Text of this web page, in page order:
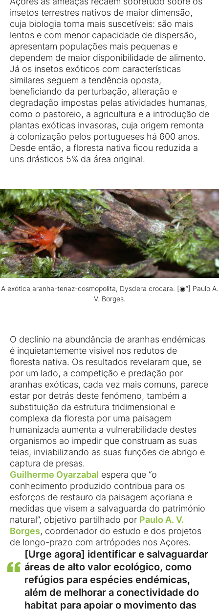
insetos terrestres nativos de maior dimensão,
cuja biologia torna mais suscetíveis: são mais
lentos e com menor capacidade de dispersão,
apresentam populações mais pequenas e
dependem de maior disponibilidade de alimento.
Já os insetos exóticos com características
similares seguem a tendência oposta,
beneficiando da perturbação, alteração e
degradação impostas pelas atividades humanas,
como o pastoreio, a agricultura e a introdução de
plantas exóticas invasoras, cuja origem remonta
à colonização pelos portugueses há 600 anos.
Desde então, a floresta nativa ficou reduzida a
uns drásticos 5% da área original.
A exótica aranha-tenaz-cosmopolita, Dysdera crocara. [◉°] Paulo A.
V. Borges.
O declínio na abundância de aranhas endémicas
é inquietantemente visível nos redutos de
floresta nativa. Os resultados revelaram que, se
por um lado, a competição e predação por
aranhas exóticas, cada vez mais comuns, parece
estar por detrás deste fenómeno, também a
substituição da estrutura tridimensional e
complexa da floresta por uma paisagem
humanizada aumenta a vulnerabilidade destes
organismos ao impedir que construam as suas
teias, inviabilizando as suas funções de abrigo e
captura de presas.
Guilherme Oyarzabal espera que “o
conhecimento produzido contribua para os
esforços de restauro da paisagem açoriana e
medidas que visem a salvaguarda do património
natural”, objetivo partilhado por Paulo A. V.
Borges, coordenador do estudo e dos projetos
de longo-prazo com artrópodes nos Açores.
[Urge agora] identificar e salvaguardar
áreas de alto valor ecológico, como
refúgios para espécies endémicas,
além de melhorar a conectividade do
habitat para apoiar o movimento das